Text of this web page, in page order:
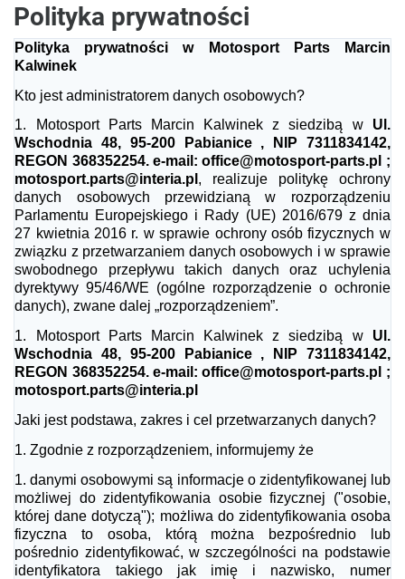
Polityka prywatności
Polityka prywatności w Motosport Parts Marcin
Kalwinek
Kto jest administratorem danych osobowych?
1.
Motosport Parts Marcin Kalwinek z siedzibą w Ul.
Wschodnia 48, 95-200 Pabianice , NIP 7311834142,
REGON 368352254. e-mail: office@motosport-parts.pl ;
motosport.parts@interia.pl , realizuje politykę ochrony
danych osobowych przewidzianą w rozporządzeniu
Parlamentu Europejskiego i Rady (UE) 2016/679 z dnia
27 kwietnia 2016 r. w sprawie ochrony osób fizycznych w
związku z przetwarzaniem danych osobowych i w sprawie
swobodnego przepływu takich danych oraz uchylenia
dyrektywy 95/46/WE (ogólne rozporządzenie o ochronie
danych), zwane dalej „rozporządzeniem”.
1.
Motosport Parts Marcin Kalwinek z siedzibą w
Ul.
Wschodnia 48, 95-200 Pabianice , NIP 7311834142,
REGON 368352254. e-mail: office@motosport-parts.pl ;
motosport.parts@interia.pl
Jaki jest podstawa, zakres i cel przetwarzanych danych?
1. Zgodnie z rozporządzeniem, informujemy że
1. danymi osobowymi są informacje o zidentyfikowanej lub
możliwej do zidentyfikowania osobie fizycznej ("osobie,
której dane dotyczą"); możliwa do zidentyfikowania osoba
fizyczna to osoba, którą można bezpośrednio lub
pośrednio zidentyfikować, w szczególności na podstawie
identyfikatora takiego jak imię i nazwisko, numer